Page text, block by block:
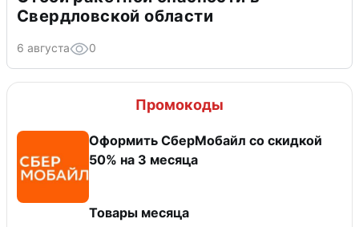
Свердловской области
6 августа 0
Промокоды
Оформить СберМобайл со скидкой
50% на 3 месяца
Товары месяца